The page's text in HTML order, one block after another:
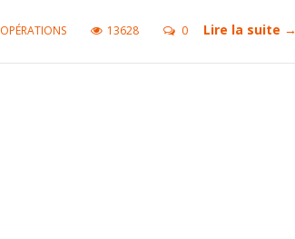
OPÉRATIONS 13628 0 Lire la suite →